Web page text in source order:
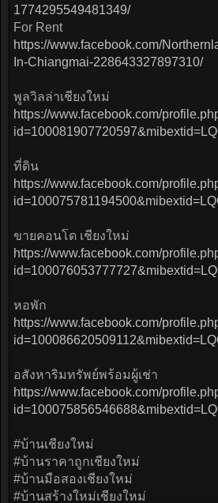
1774295549481349/
For Rent
https://www.facebook.com/
In-Chiangmai-228643327897310/
พูลวิลล่าเชียงใหม่
https://www.facebook.com/
ที่ดิน
https://www.facebook.com/
ขายคอนโด เชียงใหม่
https://www.facebook.com/
หอพัก
https://www.facebook.com/
อสังหาริมทรัพย์พร้อมผู้เช่า
https://www.facebook.com/
#บ้านเชียงใหม่
#บ้านราคาถูกเชียงใหม่
#บ้านมือสองเชียงใหม่
#บ้านสร้างใหม่เชียงใหม่